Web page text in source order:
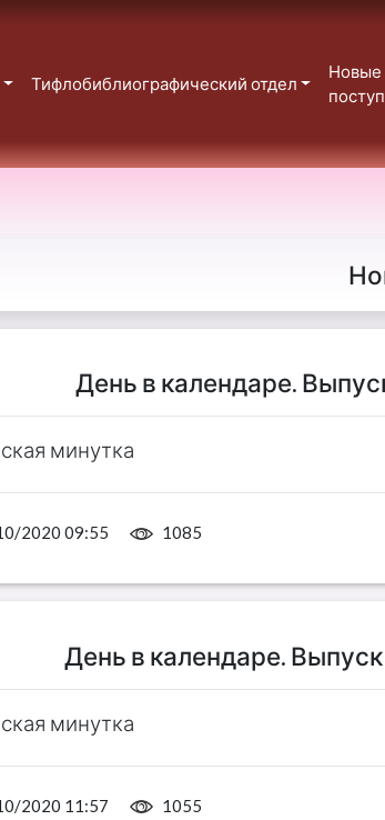
Тифлобиблиографический отдел
Новые
День в календаре.
минутка
2020 09:55 1085
День в календаре.
минутка
2020 11:57 1055